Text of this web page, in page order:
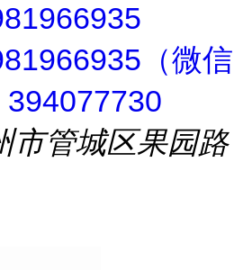
（微信
394077730
市管城区果园路